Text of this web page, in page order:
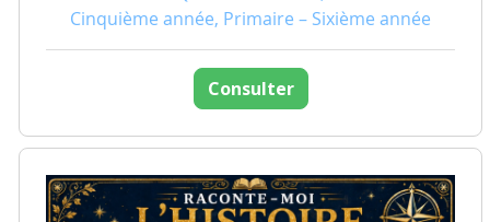
Cinquième année, Primaire – Sixième année
Consulter